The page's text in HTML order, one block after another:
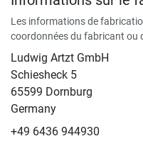
Les informations de
coordonnées du fabricant ou
Ludwig Artzt GmbH
Schiesheck 5
65599 Dornburg
Germany
+49 6436 944930